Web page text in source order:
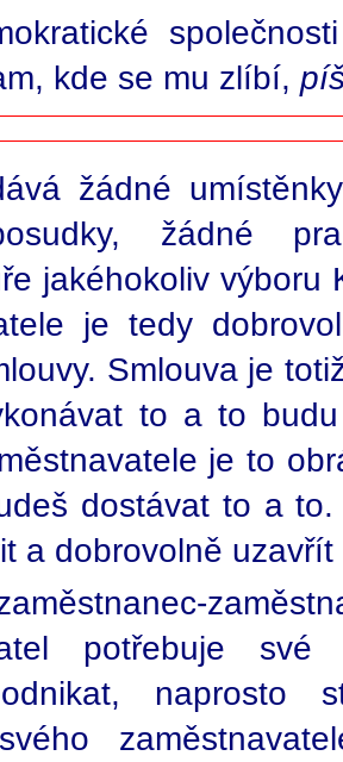
kde se mu zlíbí,
žádné
žádné
jakéhokoliv výboru
je tedy
Smlouva je
to a to
je to
dostávat to a
a dobrovolně uzavřít
potřebuje
naprosto